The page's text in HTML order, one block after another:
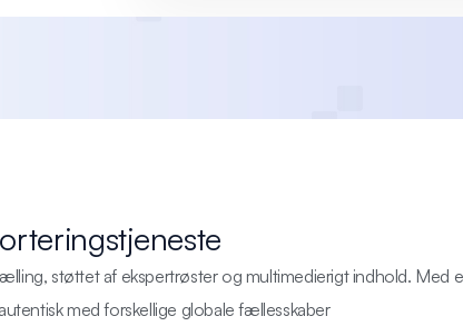
støttet af ekspertrøster og multimedierigt indhold. Med
med forskellige globale fællesskaber